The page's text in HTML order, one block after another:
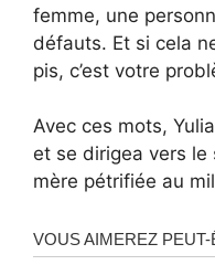
femme, une
défauts. Et si cela
pis, c’est votre
Avec ces mots,
et se dirigea vers
mère pétrifiée au